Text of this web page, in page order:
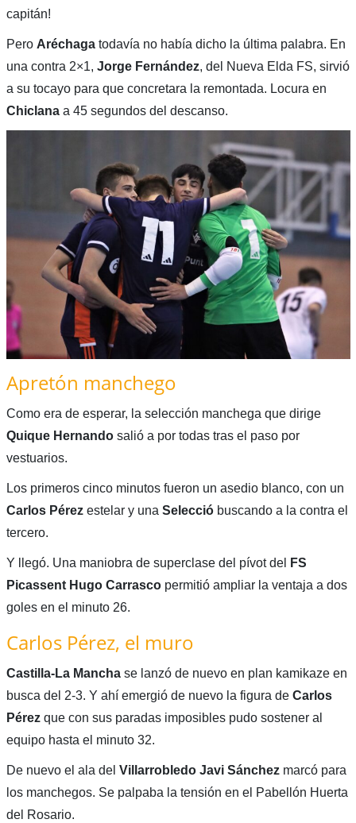
capitán!
Pero Aréchagatodavía no había dicho la última palabra. En
una contra 2×1, Jorge Fernández, del Nueva Elda FS, sirvió
a su tocayo para que concretara la remontada. Locura en
Chiclanaa 45 segundos del descanso.
Apretón manchego
Como era de esperar, la selección manchega que dirige
Quique Hernandosalió a por todas tras el paso por
vestuarios.
Los primeros cinco minutos fueron un asedio blanco, con un
Carlos Pérezestelar y una Seleccióbuscando a la contra el
tercero.
Y llegó. Una maniobra de superclase del pívot del
FS
Picassent Hugo Carrascopermitió ampliar la ventaja a dos
goles en el minuto 26.
Carlos Pérez, el muro
Castilla-La Manchase lanzó de nuevo en plan kamikaze en
busca del 2-3. Y ahí emergió de nuevo la figura de Carlos
Pérezque con sus paradas imposibles pudo sostener al
equipo hasta el minuto 32.
De nuevo el ala del Villarrobledo Javi Sánchezmarcó para
los manchegos. Se palpaba la tensión en el Pabellón Huerta
del Rosario.